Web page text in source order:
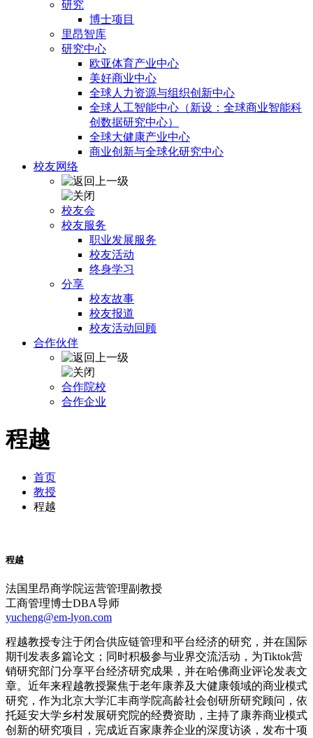
研究
博士项目
里昂智库
研究中心
欧亚体育产业中心
美好商业中心
全球人力资源与组织创新中心
全球人工智能中心（新设：全球商业智能科
创数据研究中心）
全球大健康产业中心
商业创新与全球化研究中心
校友网络
校友会
校友服务
职业发展服务
校友活动
终身学习
分享
校友故事
校友报道
校友活动回顾
合作伙伴
合作院校
合作企业
程越
首页
教授
程越
程越
法国里昂商学院运营管理副教授
工商管理博士DBA导师
yucheng@em-lyon.com
程越教授专注于闭合供应链管理和平台经济的研究，并在国际
期刊发表多篇论文；同时积极参与业界交流活动，为Tiktok营
销研究部门分享平台经济研究成果，并在哈佛商业评论发表文
章。近年来程越教授聚焦于老年康养及大健康领域的商业模式
研究，作为北京大学汇丰商学院高龄社会创研所研究顾问，依
托延安大学乡村发展研究院的经费资助，主持了康养商业模式
创新的研究项目，完成近百家康养企业的深度访谈，发布十项